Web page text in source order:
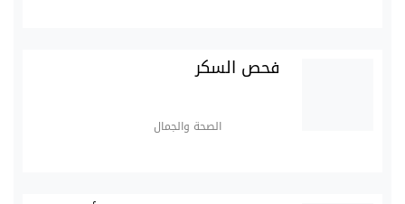
فحص السكر
الصحة والجمال